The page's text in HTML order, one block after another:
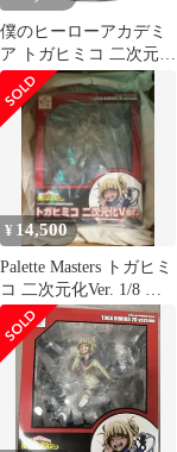
僕のヒーローアカデミ
ア トガヒミコ 二次元化
Ver. 1/8 完成品 フィギ
ュア
¥ 14,500
Palette Masters トガヒミ
コ 二次元化Ver. 1/8 フ
ィギュア